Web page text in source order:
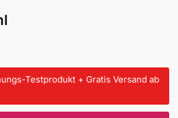
Testprodukt + Gratis Versand ab